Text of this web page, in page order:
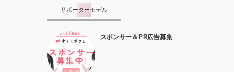
サポーターモデル
スポンサー＆PR広告募集